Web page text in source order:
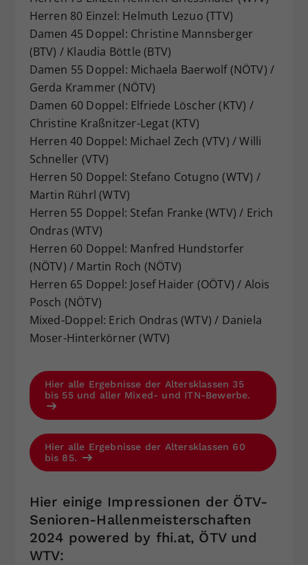
Herren 80 Einzel: Helmuth Lezuo (TTV)
Damen 45 Doppel: Christine Mannsberger
(BTV) / Klaudia Böttle (BTV)
Damen 55 Doppel: Michaela Baerwolf (NÖTV) /
Gerda Krammer (NÖTV)
Damen 60 Doppel: Elfriede Löscher (KTV) /
Christine Kraßnitzer-Legat (KTV)
Herren 40 Doppel: Michael Zech (VTV) / Willi
Schneller (VTV)
Herren 50 Doppel: Stefano Cotugno (WTV) /
Martin Rührl (WTV)
Herren 55 Doppel: Stefan Franke (WTV) / Erich
Ondras (WTV)
Herren 60 Doppel: Manfred Hundstorfer
(NÖTV) / Martin Roch (NÖTV)
Herren 65 Doppel: Josef Haider (OÖTV) / Alois
Posch (NÖTV)
Mixed-Doppel: Erich Ondras (WTV) / Daniela
Moser-Hinterkörner (WTV)
Hier alle Ergebnisse der Altersklassen 35
bis 55 und aller Mixed- und ITN-Bewerbe.
Hier alle Ergebnisse der Altersklassen 60
bis 85.
Hier einige Impressionen der ÖTV-
Senioren-Hallenmeisterschaften
2024 powered by fhi.at, ÖTV und
WTV: